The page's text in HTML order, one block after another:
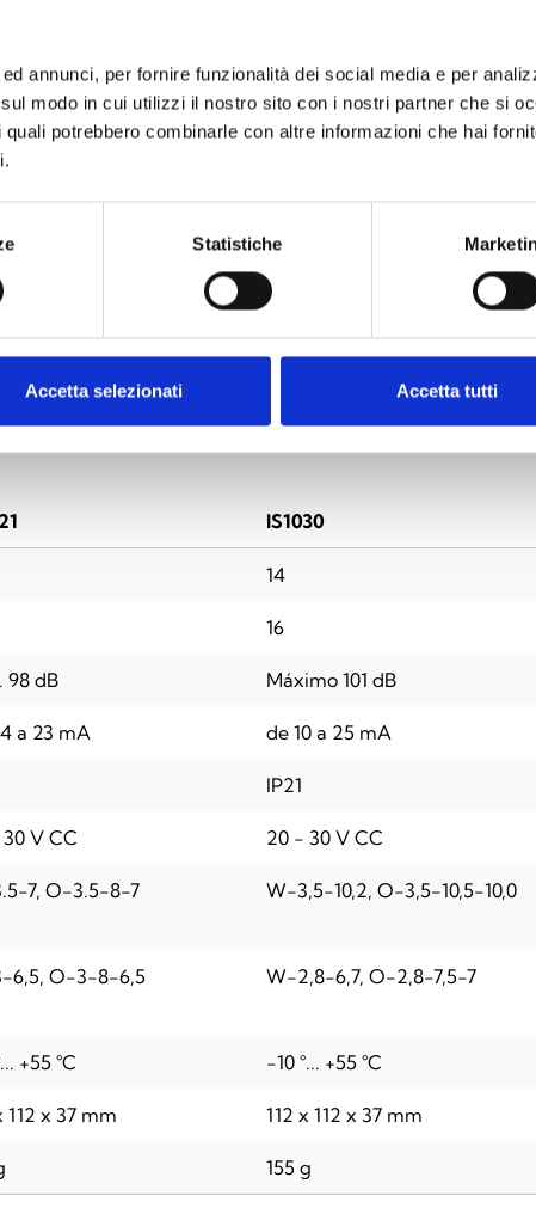
annunci, per fornire funzionalità dei social media e per
modo in cui utilizzi il nostro sito con i nostri partner che si
potrebbero combinarle con altre informazioni che hai
Statistiche
Accetta selezionati Accetta tutti
IS1050
Señalizador óptico-
DOCUMENTACIÓN
IS1030
14
16
98 dB Máximo 101 dB
a 23 mA de 10 a 25 mA
IP21
V CC 20 - 30 V CC
7, O-3.5-8-7 W-3,5-10,2, O-3,5-10,5-10,0
6,5, O-3-8-6,5 W-2,8-6,7, O-2,8-7,5-7
+55 °C -10 °... +55 °C
112 x 37 mm 112 x 112 x 37 mm
155 g